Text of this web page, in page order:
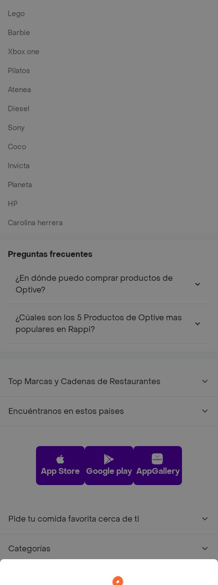
Lego
Barbie
Xbox one
Pilatos
Atenea
Diesel
Sony
Coco
Invicta
Planeta
HP
Carolina herrera
Preguntas frecuentes
¿En dónde puedo comprar productos de
Optive?
¿Cúales son los 5 Productos de Optive mas
populares en Rappi?
Top Marcas y Cadenas de Restaurantes
Encuéntranos en estos países
App Store Google play AppGallery
Pide tu comida favorita cerca de ti
Categorías